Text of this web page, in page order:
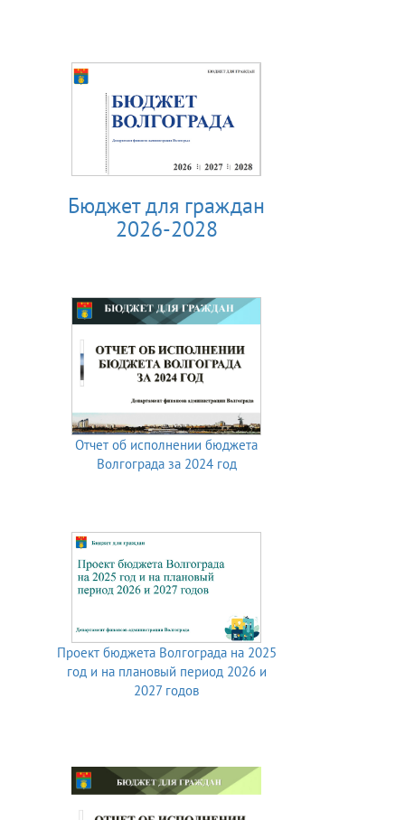
Бюджет для граждан
2026-2028
Отчет об исполнении бюджета
Волгограда за 2024 год
Проект бюджета Волгограда на 2025
год и на плановый период 2026 и
2027 годов